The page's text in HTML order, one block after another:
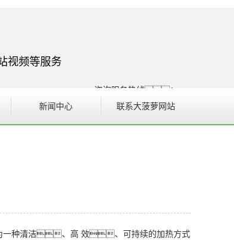
视频等服务
咨询服务热线：
400-102-1185
186-8086-6089
新闻中心
频
联系大菠萝网站
一种清洁、高 效、可持续的加热方式